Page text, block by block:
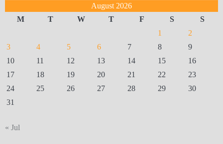
August 2026
M
T W T F S
S
1
2
3
4 5 6 7 8
9
10
11 12 13 14 15
16
17
18 19 20 21 22
23
24
25 26 27 28 29
30
31
« Jul